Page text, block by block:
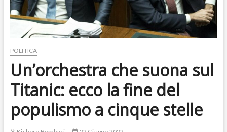
POLITICA
Un’orchestra che suona sul
Titanic: ecco la fine del
populismo a cinque stelle